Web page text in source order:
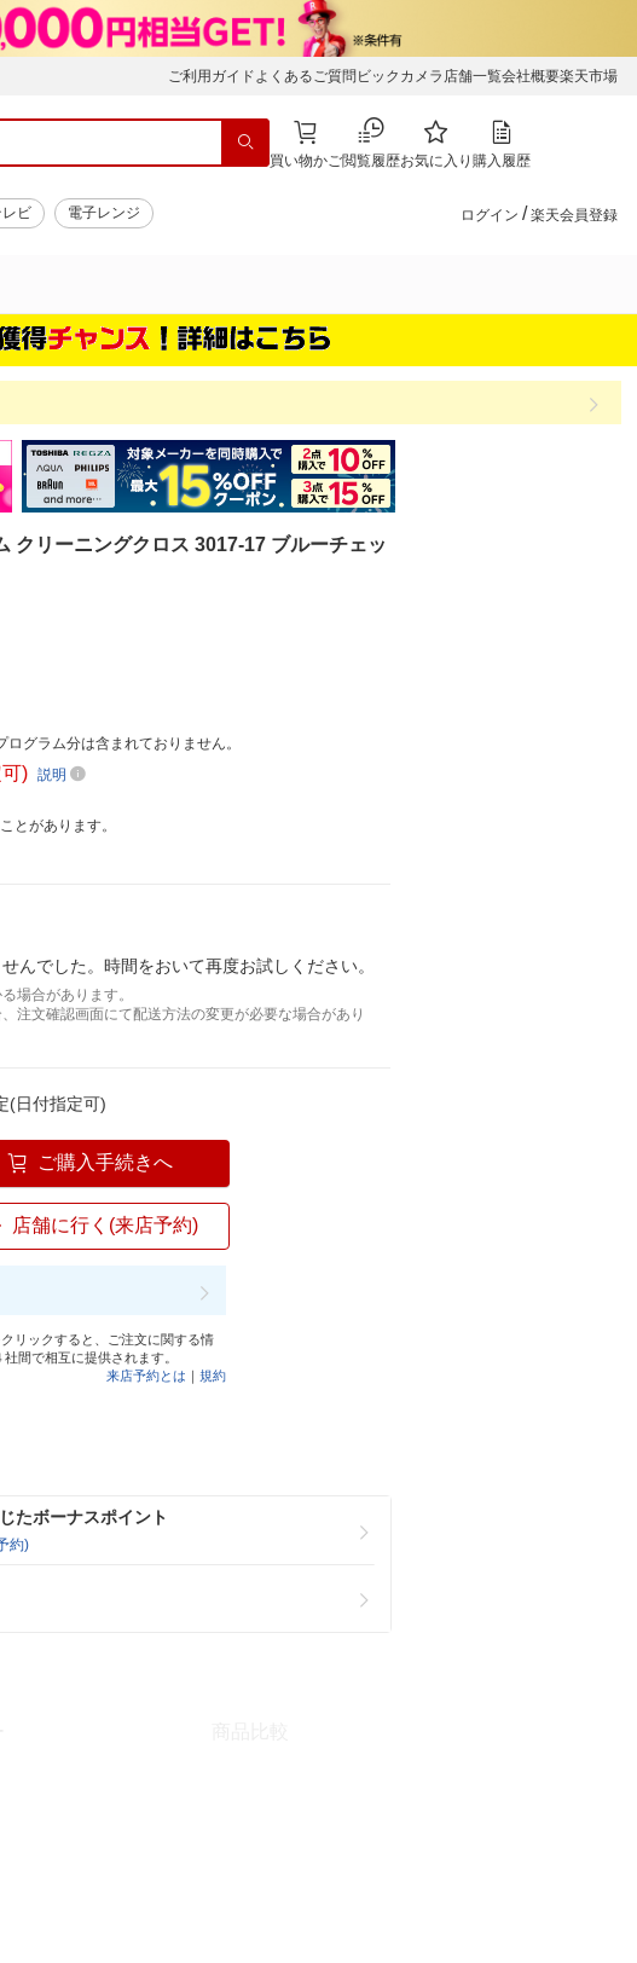
ご利用ガイド よくあるご質問 ビックカメラ店舗一覧会社概要楽天市場
買い物かご閲覧履歴お気に入り 購入履歴
レビ 電子レンジ ログイン / 楽天会員登録
リーニングクロス 3017-17 ブルーチェッ
グラム分は含まれておりません。
可)説明
とがあります。
んでした。時間をおいて再度お試しください。
場合があります。
注文確認画面にて配送方法の変更が必要な場合があり
(日付指定可)
ご購入手続きへ
店舗に行く(来店予約)
リックすると、ご注文に関する情
間で相互に提供されます。
来店予約とは ｜規約
たボーナスポイント
約)